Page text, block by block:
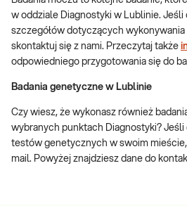
w oddziale Diagnostyki w Lublinie.
szczegółów dotyczących
skontaktuj się z nami. Przeczytaj także
odpowiedniego przygotowania się do
Badania genetyczne w Lublinie
Czy wiesz, że wykonasz również
wybranych punktach Diagnostyki?
testów genetycznych w swoim
mail. Powyżej znajdziesz dane do